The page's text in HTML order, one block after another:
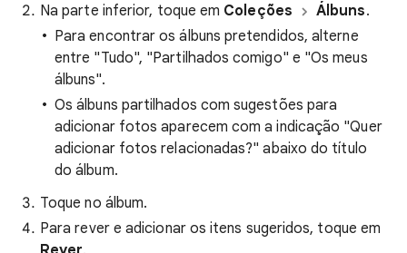
Na parte inferior, toque em Coleções Álbuns.
Para encontrar os álbuns pretendidos, alterne
entre "Tudo", "Partilhados comigo" e "Os meus
álbuns".
Os álbuns partilhados com sugestões para
adicionar fotos aparecem com a indicação "Quer
adicionar fotos relacionadas?" abaixo do título
do álbum.
Toque no álbum.
Para rever e adicionar os itens sugeridos, toque em